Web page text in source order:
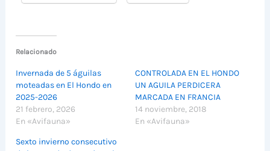
Relacionado
Invernada de 5 águilas
moteadas en El Hondo en
2025-2026
21 febrero, 2026
En «Avifauna»
CONTROLADA EN EL HONDO
UN AGUILA PERDICERA
MARCADA EN FRANCIA
14 noviembre, 2018
En «Avifauna»
Sexto invierno consecutivo